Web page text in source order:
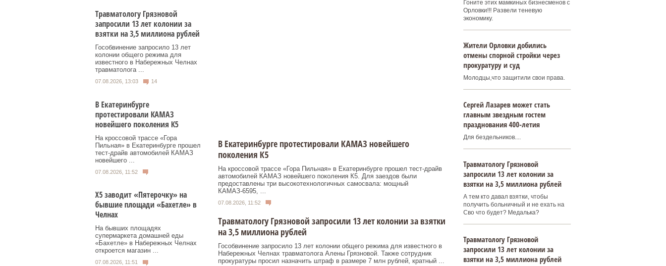
Травматологу Грязновой
запросили 13 лет колонии за
взятки на 3,5 миллиона рублей
Гособвинение запросило 13 лет
колонии общего режима для
известного в Набережных Челнах
травматолога ...
07.08.2026, 13:03 14
В Екатеринбурге
протестировали КАМАЗ
новейшего поколения К5
На кроссовой трассе «Гора
Пильная» в Екатеринбурге прошел
тест-драйв автомобилей КАМАЗ
новейшего ...
07.08.2026, 11:52
Х5 заводит «Пятерочку» на
бывшие площади «Бахетле» в
Челнах
На бывших площадях
супермаркета домашней еды
«Бахетле» в Набережных Челнах
откроется магазин ...
07.08.2026, 11:51
В Екатеринбурге протестировали КАМАЗ новейшего
поколения К5
На кроссовой трассе «Гора Пильная» в Екатеринбурге прошел тест-драйв
автомобилей КАМАЗ новейшего поколения К5. Для заездов были
предоставлены три высокотехнологичных самосвала: мощный
КАМАЗ-6595, ...
07.08.2026, 11:52
Травматологу Грязновой запросили 13 лет колонии за взятки
на 3,5 миллиона рублей
Гособвинение запросило 13 лет колонии общего режима для известного в
Набережных Челнах травматолога Алены Грязновой. Также сотрудник
прокуратуры просил назначить штраф в размере 7 млн рублей, кратный ...
Гоните этих мамкиных бизнесменов с
Орловки!!! Развели теневую
экономику.
Жители Орловки добились
отмены спорной стройки через
прокуратуру и суд
Молодцы,что защитили свои права.
Сергей Лазарев может стать
главным звездным гостем
празднования 400‑летия
Для бездельников....
Травматологу Грязновой
запросили 13 лет колонии за
взятки на 3,5 миллиона рублей
А тем кто давал взятки, чтобы
получить больничный и не ехать на
Сво что будет? Медалька?
Травматологу Грязновой
запросили 13 лет колонии за
взятки на 3,5 миллиона рублей